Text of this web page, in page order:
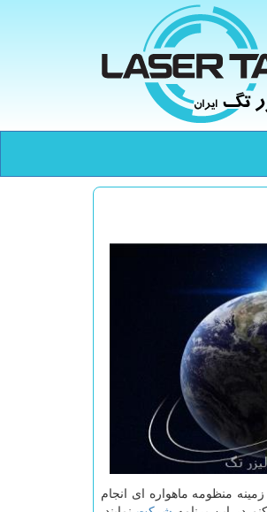
منظومه ماهواره ای انجام